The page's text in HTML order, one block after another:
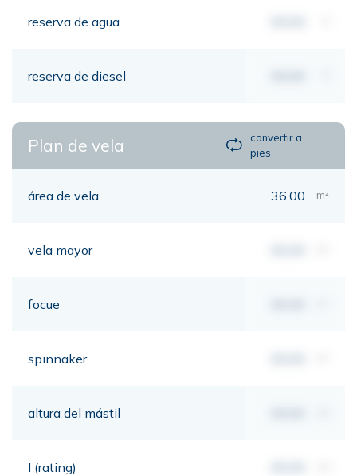
reserva de agua
reserva de diesel
Plan de vela
convertir a
pies
área de vela 36,00 m²
vela mayor
focue
spinnaker
altura del mástil
I (rating)